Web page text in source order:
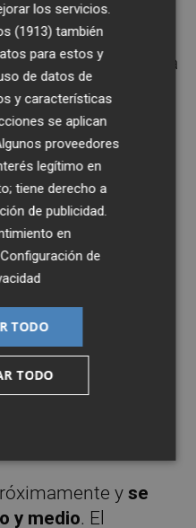
de otras
la situación
sentido de la calle a
de
las aceras al
de los daños en
por los
solución
que se
de Desarrollo
(EDUSI) de
desviar el
urbano
yse
y medio. El
los servicios.
(1913) también
para estos y
de datos de
y características
se aplican
proveedores
legítimo en
tiene derecho a
de publicidad.
en
Configuración de
TODO
TODO